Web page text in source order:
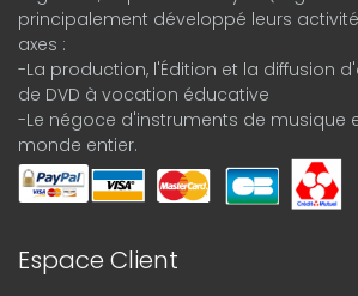
principalement développé leurs
axes :
-La production, l'Édition et la diffusion
de DVD à vocation éducative
-Le négoce d'instruments de musique
monde entier.
Espace Client